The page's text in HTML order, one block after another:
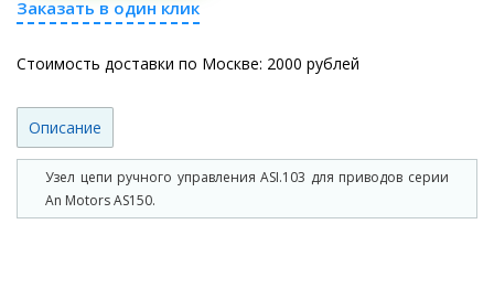
Заказать в один клик
Стоимость доставки по Москве: 2000 рублей
Описание
Узел цепи ручного управления ASI.103 для приводов серии
An Motors AS150.